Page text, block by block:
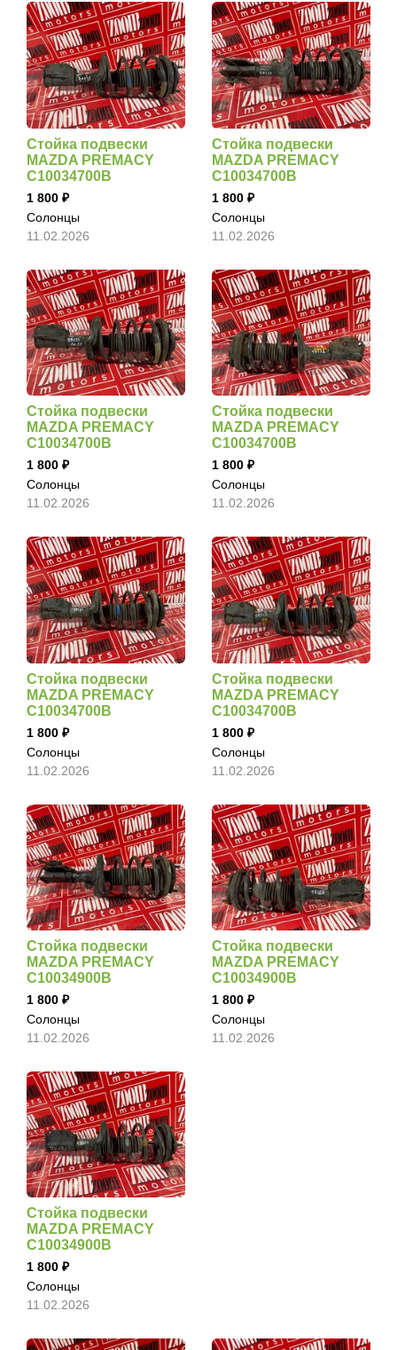
Стойка подвески
MAZDA PREMACY
C10034700B
1 800
Солонцы
11.02.2026
Стойка подвески
MAZDA PREMACY
C10034700B
1 800
Солонцы
11.02.2026
Стойка подвески
MAZDA PREMACY
C10034700B
1 800
Солонцы
11.02.2026
Стойка подвески
MAZDA PREMACY
C10034700B
1 800
Солонцы
11.02.2026
Стойка подвески
MAZDA PREMACY
C10034700B
1 800
Солонцы
11.02.2026
Стойка подвески
MAZDA PREMACY
C10034700B
1 800
Солонцы
11.02.2026
Стойка подвески
MAZDA PREMACY
C10034900B
1 800
Солонцы
11.02.2026
Стойка подвески
MAZDA PREMACY
C10034900B
1 800
Солонцы
11.02.2026
Стойка подвески
MAZDA PREMACY
C10034900B
1 800
Солонцы
11.02.2026